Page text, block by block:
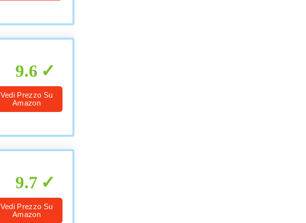
9.6
Vedi Prezzo Su
Amazon
9.7
Vedi Prezzo Su
Amazon